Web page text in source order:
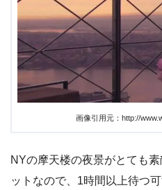
画像引用元：http://
NYの摩天楼の夜景がとても
ットなので、1時間以上待つ可